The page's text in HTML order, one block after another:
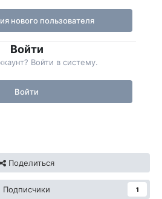
нового пользователя
Войти
Войти в систему.
Войти
Поделиться
Подписчики 1